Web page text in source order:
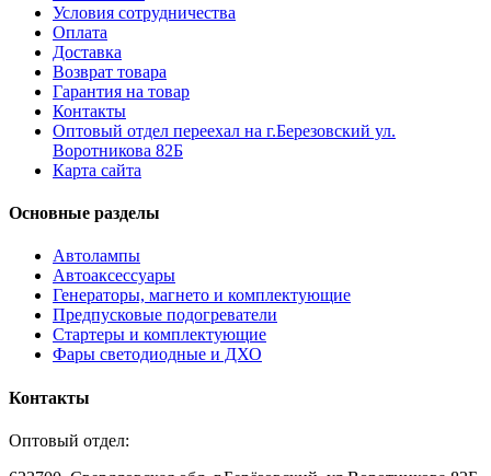
Условия сотрудничества
Оплата
Доставка
Возврат товара
Гарантия на товар
Контакты
Оптовый отдел переехал на г.Березовский ул.
Воротникова 82Б
Карта сайта
Основные разделы
Автолампы
Автоаксессуары
Генераторы, магнето и комплектующие
Предпусковые подогреватели
Стартеры и комплектующие
Фары светодиодные и ДХО
Контакты
Оптовый отдел: